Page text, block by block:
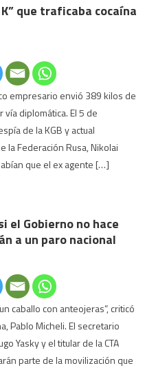
que traficaba cocaína
empresario envió 389 kilos de
diplomática. El 5 de
de la KGB y actual
la Federación Rusa, Nikolai
que el ex agente […]
el Gobierno no hace
a un paro nacional
caballo con anteojeras”, criticó
Pablo Micheli. El secretario
Yasky y el titular de la CTA
parte de la movilización que